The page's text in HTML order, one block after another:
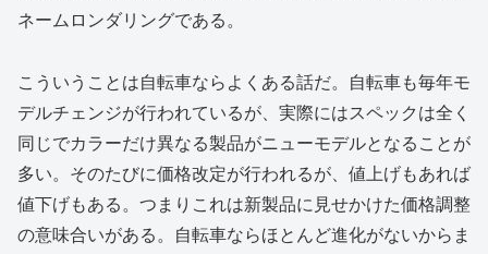
ネームロンダリングである。
こういうことは自転車ならよくある話だ。自転車も毎年モ
デルチェンジが行われているが、実際にはスペックは全く
同じでカラーだけ異なる製品がニューモデルとなることが
多い。そのたびに価格改定が行われるが、値上げもあれば
値下げもある。つまりこれは新製品に見せかけた価格調整
の意味合いがある。自転車ならほとんど進化がないからま